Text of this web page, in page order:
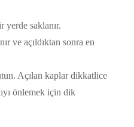
yerde saklanır.
ve açıldıktan sonra en
Açılan kaplar dikkatlice
önlemek için dik